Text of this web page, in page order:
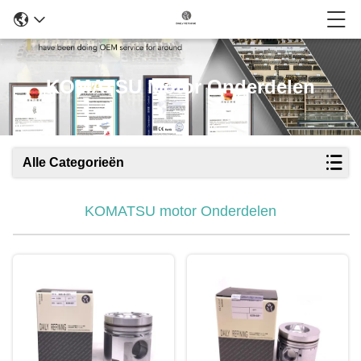
KOMATSU Motor Onderdelen
Alle Categorieën
KOMATSU motor Onderdelen